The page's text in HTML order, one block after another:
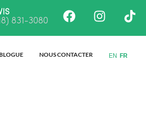
831-3080 Facebook
NOUS CONTACTER EN FR